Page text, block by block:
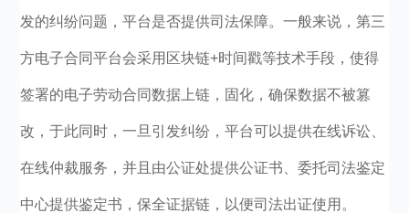
发的纠纷问题，平台是否提供司法保障。一般来说，第三
方电子合同平台会采用区块链+时间戳等技术手段，使得
签署的电子劳动合同数据上链，固化，确保数据不被篡
改，于此同时，一旦引发纠纷，平台可以提供在线诉讼、
在线仲裁服务，并且由公证处提供公证书、委托司法鉴定
中心提供鉴定书，保全证据链，以便司法出证使用。